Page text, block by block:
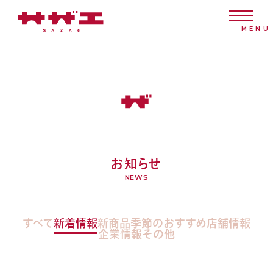
お知らせ
NEWS
すべて新着情報新商品季節のおすすめ 店舗情報
企業情報その他